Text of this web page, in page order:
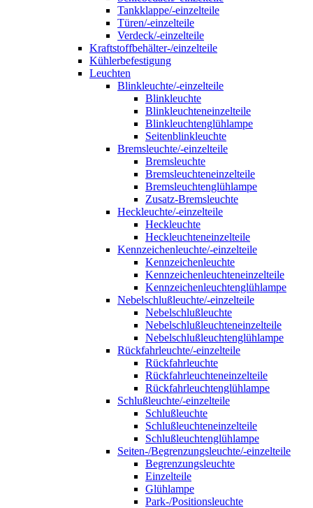
Tankklappe/-einzelteile
Türen/-einzelteile
Verdeck/-einzelteile
Kraftstoffbehälter-/einzelteile
Kühlerbefestigung
Leuchten
Blinkleuchte/-einzelteile
Blinkleuchte
Blinkleuchteneinzelteile
Blinkleuchtenglühlampe
Seitenblinkleuchte
Bremsleuchte/-einzelteile
Bremsleuchte
Bremsleuchteneinzelteile
Bremsleuchtenglühlampe
Zusatz-Bremsleuchte
Heckleuchte/-einzelteile
Heckleuchte
Heckleuchteneinzelteile
Kennzeichenleuchte/-einzelteile
Kennzeichenleuchte
Kennzeichenleuchteneinzelteile
Kennzeichenleuchtenglühlampe
Nebelschlußleuchte/-einzelteile
Nebelschlußleuchte
Nebelschlußleuchteneinzelteile
Nebelschlußleuchtenglühlampe
Rückfahrleuchte/-einzelteile
Rückfahrleuchte
Rückfahrleuchteneinzelteile
Rückfahrleuchtenglühlampe
Schlußleuchte/-einzelteile
Schlußleuchte
Schlußleuchteneinzelteile
Schlußleuchtenglühlampe
Seiten-/Begrenzungsleuchte/-einzelteile
Begrenzungsleuchte
Einzelteile
Glühlampe
Park-/Positionsleuchte